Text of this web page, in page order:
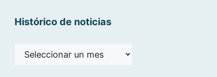
Histórico de noticias
Histórico